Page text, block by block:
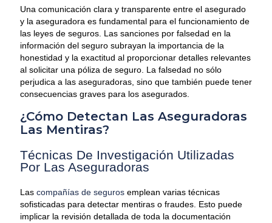
Una comunicación clara y transparente entre el asegurado
y la aseguradora es fundamental para el funcionamiento de
las leyes de seguros. Las sanciones por falsedad en la
información del seguro subrayan la importancia de la
honestidad y la exactitud al proporcionar detalles relevantes
al solicitar una póliza de seguro. La falsedad no sólo
perjudica a las aseguradoras, sino que también puede tener
consecuencias graves para los asegurados.
¿Cómo Detectan Las Aseguradoras
Las Mentiras?
Técnicas De Investigación Utilizadas
Por Las Aseguradoras
Las compañías de seguros emplean varias técnicas
sofisticadas para detectar mentiras o fraudes. Esto puede
implicar la revisión detallada de toda la documentación